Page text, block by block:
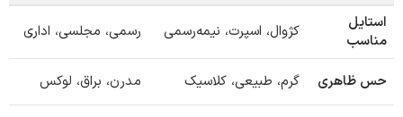
استایل
مناسب
کژوال، اسپرت، نیمه‌رسمی رسمی، مجلسی، اداری
حس ظاهری گرم، طبیعی، کلاسیک مدرن، براق، لوکس